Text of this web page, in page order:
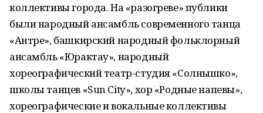
коллективы города. На «разогреве» публики
были народный ансамбль современного танца
«Антре», башкирский народный фольклорный
ансамбль «Юрактау», народный
хореографический театр-студия «Солнышко»,
школы танцев «Sun City», хор «Родные напевы»,
хореографические и вокальные коллективы